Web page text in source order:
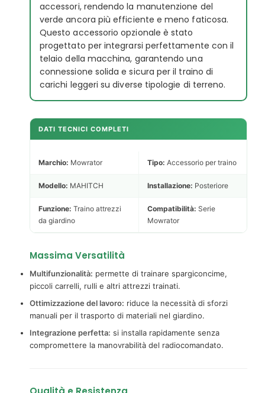
accessori, rendendo la manutenzione del
verde ancora più efficiente e meno faticosa.
Questo accessorio opzionale è stato
progettato per integrarsi perfettamente con il
telaio della macchina, garantendo una
connessione solida e sicura per il traino di
carichi leggeri su diverse tipologie di terreno.
DATI TECNICI COMPLETI
Marchio: Mowrator Tipo: Accessorio per traino
Modello: MAHITCH Installazione: Posteriore
Funzione: Traino attrezzi
da giardino
Compatibilità: Serie
Mowrator
Massima Versatilità
Multifunzionalità: permette di trainare spargiconcime,
piccoli carrelli, rulli e altri attrezzi trainati.
Ottimizzazione del lavoro: riduce la necessità di sforzi
manuali per il trasporto di materiali nel giardino.
Integrazione perfetta: si installa rapidamente senza
compromettere la manovrabilità del radiocomandato.